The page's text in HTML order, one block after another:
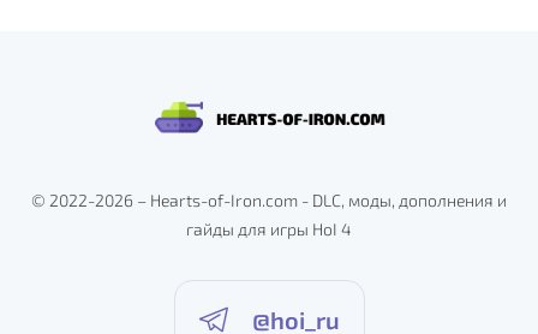
ц
© 2022-2026 – Hearts-of-Iron.com - DLC, моды, дополнения и
гайды для игры HoI 4
@hoi_ru